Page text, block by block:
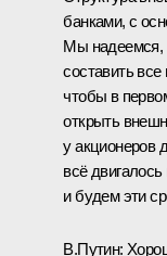
банками, с
Мы надеемся,
составить
чтобы в
открыть
у акционеров
всё
и будем эти
В.Путин: